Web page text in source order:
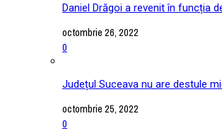
Daniel Drăgoi a revenit în funcția
octombrie 26, 2022
0
Județul Suceava nu are destule
octombrie 25, 2022
0